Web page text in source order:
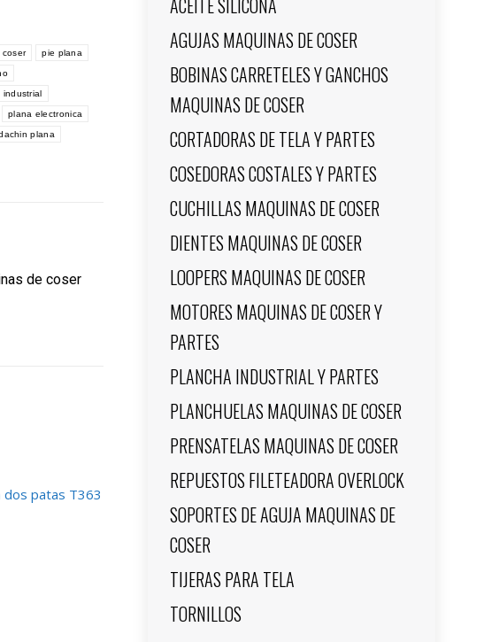
coser pie plana
industrial
plana electronica
plana
de coser
dos patas T363
ACEITE SILICONA
AGUJAS MAQUINAS DE COSER
BOBINAS CARRETELES Y GANCHOS
MAQUINAS DE COSER
CORTADORAS DE TELA Y PARTES
COSEDORAS COSTALES Y PARTES
CUCHILLAS MAQUINAS DE COSER
DIENTES MAQUINAS DE COSER
LOOPERS MAQUINAS DE COSER
MOTORES MAQUINAS DE COSER Y
PARTES
PLANCHA INDUSTRIAL Y PARTES
PLANCHUELAS MAQUINAS DE COSER
PRENSATELAS MAQUINAS DE COSER
REPUESTOS FILETEADORA OVERLOCK
SOPORTES DE AGUJA MAQUINAS DE
COSER
TIJERAS PARA TELA
TORNILLOS